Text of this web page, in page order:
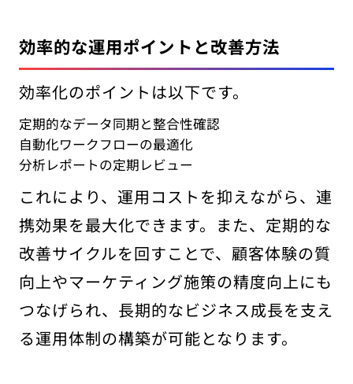
効率的な運用ポイントと改善方法
効率化のポイントは以下です。
定期的なデータ同期と整合性確認
自動化ワークフローの最適化
分析レポートの定期レビュー
これにより、運用コストを抑えながら、連
携効果を最大化できます。また、定期的な
改善サイクルを回すことで、顧客体験の質
向上やマーケティング施策の精度向上にも
つなげられ、長期的なビジネス成長を支え
る運用体制の構築が可能となります。